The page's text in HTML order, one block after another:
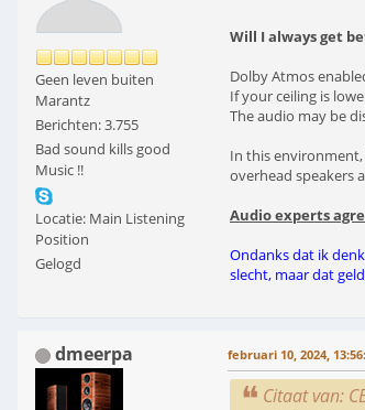
Geen leven buiten
Marantz
Berichten: 3.755
Bad sound kills good
Music !!
Locatie: Main Listening
Position
Gelogd
Will I always get
Dolby Atmos
If your ceiling is
The audio may be
In this
overhead speakers
Audio experts
Ondanks dat ik
slecht, maar dat
dmeerpa februari 10, 2024,
Citaat van: